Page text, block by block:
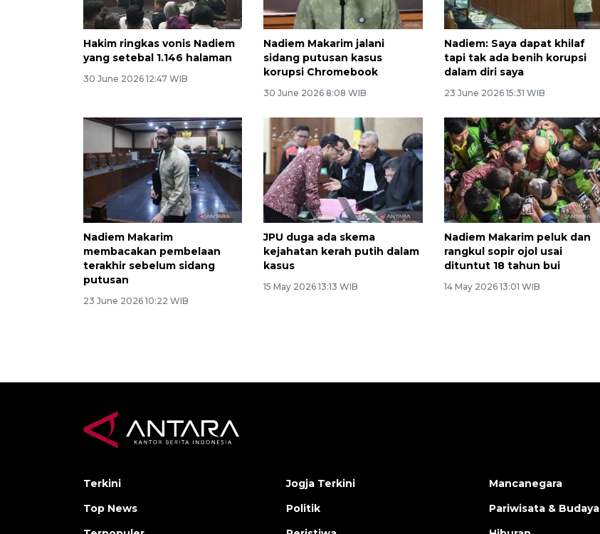
Hakim ringkas vonis Nadiem
yang setebal 1.146 halaman
30 June 2026 12:47 WIB
Nadiem Makarim jalani
sidang putusan kasus
korupsi Chromebook
30 June 2026 8:08 WIB
Nadiem: Saya dapat khilaf
tapi tak ada benih korupsi
dalam diri saya
23 June 2026 15:31 WIB
Nadiem Makarim
membacakan pembelaan
terakhir sebelum sidang
putusan
23 June 2026 10:22 WIB
JPU duga ada skema
kejahatan kerah putih dalam
kasus
15 May 2026 13:13 WIB
Nadiem Makarim peluk dan
rangkul sopir ojol usai
dituntut 18 tahun bui
14 May 2026 13:01 WIB
Pasokan hortikultura
melimpah picu deflasi DIY
06 August 2026 11:37 WIB
Terkini
Top News
Jogja Terkini
Politik
Mancanegara
Pariwisata & Budaya